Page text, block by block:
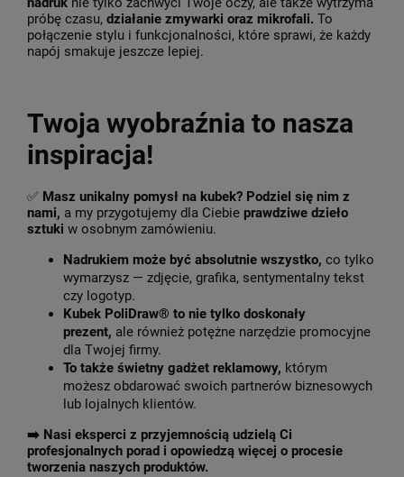
próbę czasu, działanie zmywarki oraz mikrofali. To
połączenie stylu i funkcjonalności, które sprawi, że każdy
napój smakuje jeszcze lepiej.
Twoja wyobraźnia to nasza
inspiracja!
✅ Masz unikalny pomysł na kubek? Podziel się nim z
nami, a my przygotujemy dla Ciebie prawdziwe dzieło
sztuki w osobnym zamówieniu.
Nadrukiem może być absolutnie wszystko, co tylko
wymarzysz — zdjęcie, grafika, sentymentalny tekst
czy logotyp.
Kubek PoliDraw® to nie tylko doskonały
prezent, ale również potężne narzędzie promocyjne
dla Twojej firmy.
To także świetny gadżet reklamowy, którym
możesz obdarować swoich partnerów biznesowych
lub lojalnych klientów.
➡️ Nasi eksperci z przyjemnością udzielą Ci
profesjonalnych porad i opowiedzą więcej o procesie
tworzenia naszych produktów.